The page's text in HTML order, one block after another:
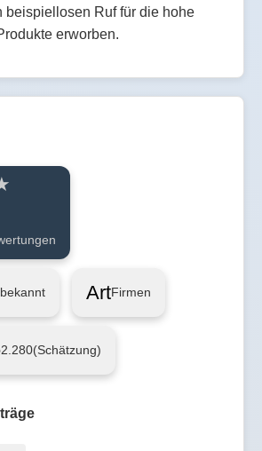
beispiellosen Ruf für die hohe
erworben.
ArtFirmen
2.280(Schätzung)